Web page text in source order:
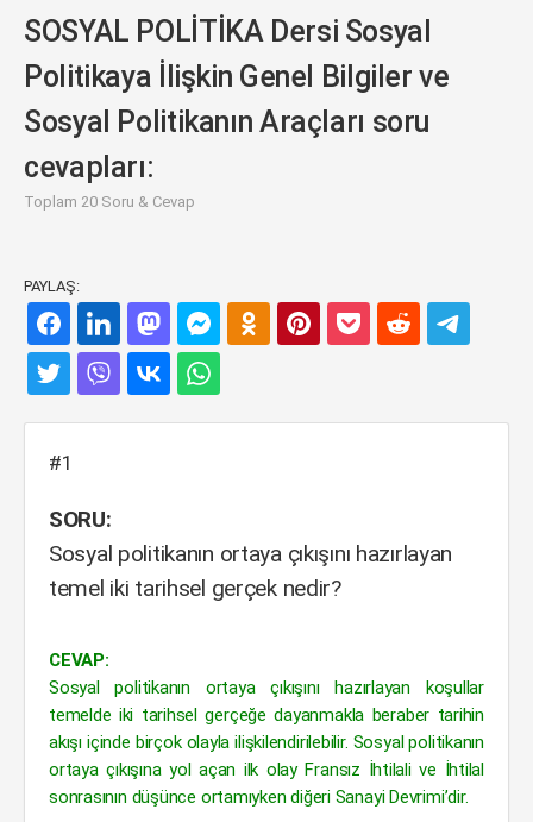
SOSYAL POLİTİKA Dersi Sosyal
Politikaya İlişkin Genel Bilgiler ve
Sosyal Politikanın Araçları soru
cevapları:
Toplam 20 Soru & Cevap
PAYLAŞ:
#1
SORU:
Sosyal politikanın ortaya çıkışını hazırlayan
temel iki tarihsel gerçek nedir?
CEVAP:
Sosyal politikanın ortaya çıkışını hazırlayan koşullar
temelde iki tarihsel gerçeğe dayanmakla beraber tarihin
akışı içinde birçok olayla ilişkilendirilebilir. Sosyal politikanın
ortaya çıkışına yol açan ilk olay Fransız İhtilali ve İhtilal
sonrasının düşünce ortamıyken diğeri Sanayi Devrimi’dir.